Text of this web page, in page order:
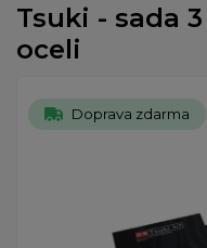
Tsuki - sada
oceli
Doprava zdarma